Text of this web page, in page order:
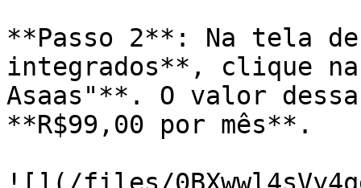
**Passo 2**: Na tela
integrados**, clique
Asaas"**. O valor
**R$99,00 por mês**.